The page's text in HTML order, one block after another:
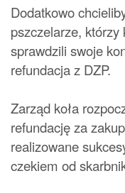
Dodatkowo
pszczelarze,
sprawdzili swoje
refundacja z DZP.
Zarząd koła
refundację za
realizowane
czekiem od